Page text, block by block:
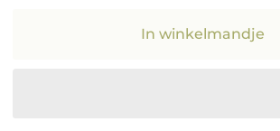
In winkelmandje